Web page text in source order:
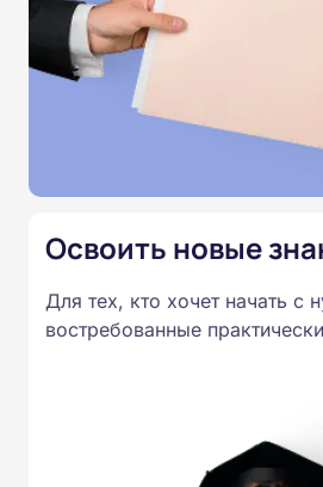
Итоговое тестирование
программы и позволяет
установленного образца.
Освоить новые
Для тех, кто хочет начать с
востребованные